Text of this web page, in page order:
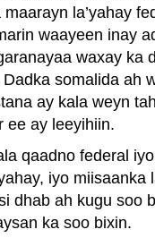
la’yahay
waayeen inay
waxay ka
somalida ah
ay kala weyn
ee ay leeyihiin.
qaadno federal
iyo miisaanka
dhab ah kugu soo
ka soo bixin.